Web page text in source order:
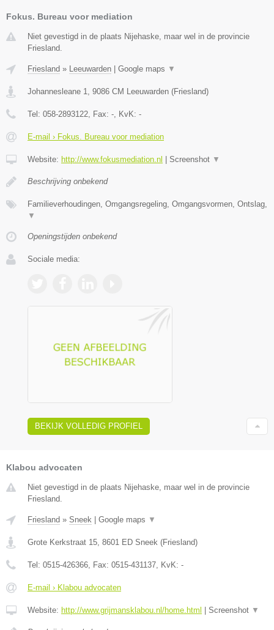
Fokus. Bureau voor mediation
Niet gevestigd in de plaats Nijehaske, maar wel in de provincie
Friesland.
Friesland » Leeuwarden Google maps ▼
Johannesleane 1 9086 CM Leeuwarden (Friesland)
Tel: 058-2893122 , Fax: - , KvK: -
E-mail › Fokus. Bureau voor mediation
Website: http://www.fokusmediation.nl Screenshot ▼
Beschrijving onbekend
Familieverhoudingen, Omgangsregeling, Omgangsvormen, Ontslag,
▼
Openingstijden onbekend
Sociale media:
BEKIJK VOLLEDIG PROFIEL
Klabou advocaten
Niet gevestigd in de plaats Nijehaske, maar wel in de provincie
Friesland.
Friesland » Sneek | Google maps ▼
Grote Kerkstraat 15 8601 ED Sneek (Friesland)
Tel: 0515-426366 , Fax: 0515-431137 , KvK: -
E-mail › Klabou advocaten
Website: http://www.grijmansklabou.nl/home.html | Screenshot ▼